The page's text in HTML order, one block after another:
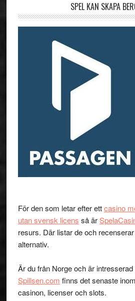
SPEL KAN SKAPA
För den som letar efter ettcasino
utan svensk licens så är
resurs. Där listar de och
alternativ.
Är du från Norge och är
Spillsen.com finns det senaste
casinon, licenser och slots.